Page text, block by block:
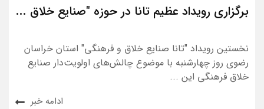
برگزاری رویداد عظیم تانا در حوزه "صنایع خلاق ...
نخستین رویداد "تانا صنایع خلاق و فرهنگی" استان خراسان
رضوی روز چهارشنبه با موضوع چالش‌های اولویت‌دار صنایع
خلاق فرهنگی این ...
ادامه خبر